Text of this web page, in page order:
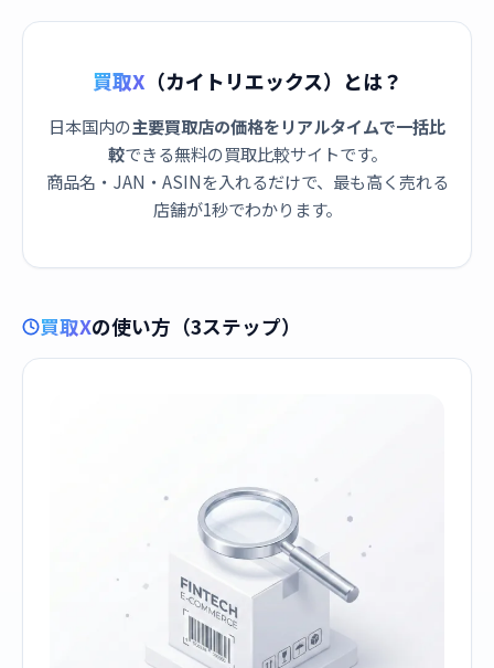
買取X （カイトリエックス）とは？
日本国内の主要買取店の価格をリアルタイムで一括比
較できる無料の買取比較サイトです。
商品名・JAN・ASINを入れるだけで、最も高く売れる
店舗が1秒でわかります。
買取Xの使い方（3ステップ）